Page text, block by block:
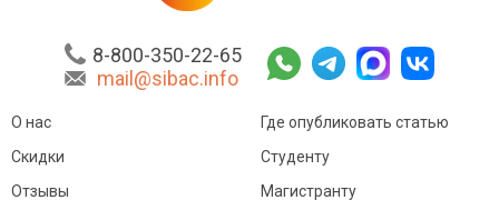
8-800-350-22-65
mail@sibac.info
О нас
Скидки
Отзывы
Где опубликовать статью
Студенту
Магистранту